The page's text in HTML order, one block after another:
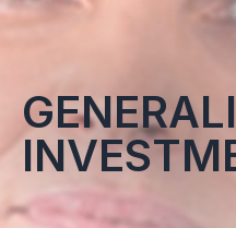
GENERALI